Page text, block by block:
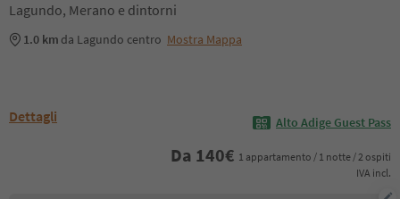
Lagundo, Merano e dintorni
1.0 km da Lagundo centro Mostra Mappa
Dettagli Alto Adige Guest Pass
Da 140€ 1 appartamento / 1 notte / 2 ospiti
IVA incl.